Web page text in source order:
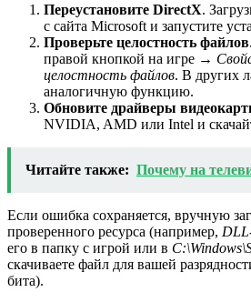
Переустановите DirectX.
с сайта Microsoft и запустите
Проверьте целостность файлов
правой кнопкой на игре →
целостность файлов. В других
аналогичную функцию.
Обновите драйверы
NVIDIA, AMD или Intel и
Читайте также: Почему на
Если ошибка сохраняется, вручную
проверенного ресурса (например,
его в папку с игрой или в
скачиваете файл для вашей
бита).